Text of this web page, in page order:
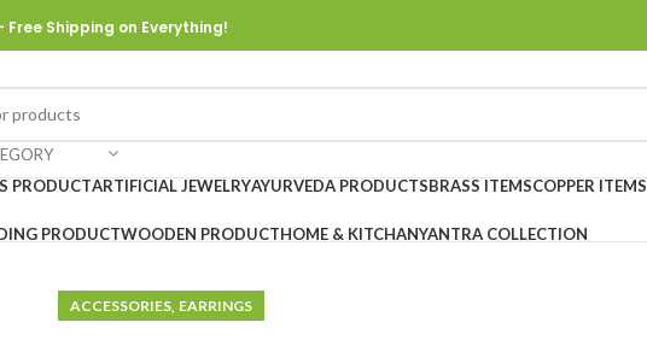
Free Shipping on Everything!
PRODUCTARTIFICIAL JEWELRYAYURVEDA PRODUCTSBRASS ITEMSCOPPER ITEMS
PRODUCTWOODEN PRODUCTHOME & KITCHANYANTRA COLLECTION
ACCESSORIES, EARRINGS